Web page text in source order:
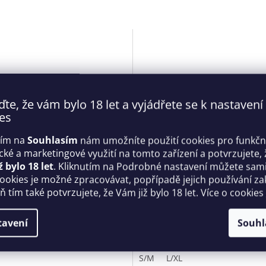
že vám bylo 18 let a vyjádřete se k nastavení
na Souhlasím nám umožníte použití cookies pro
a marketingové využití na tomto zařízení a potvrzujete,
bylo 18 let. Kliknutím na Podrobné nastavení můžete
je možné zpracovávat, popřípadě jejich používání
tím také potvrzujete, že Vám již bylo 18 let. Více o cookies
košilka Heartia
- Obsessive
Kč
Lákavý set 838 - SEG black -
Obsessive
S/M L/XL